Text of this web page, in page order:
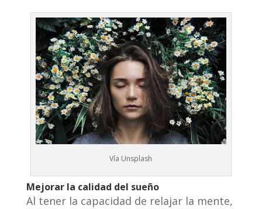
Vía Unsplash
Mejorar la calidad del sueño
Al tener la capacidad de relajar la mente,